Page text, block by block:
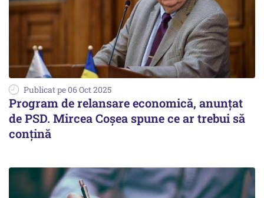
Publicat pe 06 Oct 2025
Program de relansare economică, anunțat
de PSD. Mircea Coșea spune ce ar trebui să
conțină